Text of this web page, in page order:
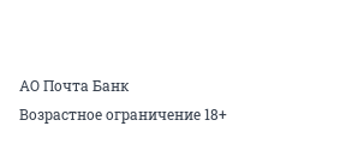
АО Почта Банк
Возрастное ограничение 18+